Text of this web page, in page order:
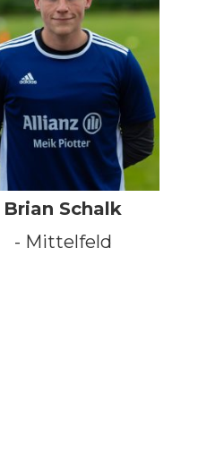
Brian Schalk
- Mittelfeld